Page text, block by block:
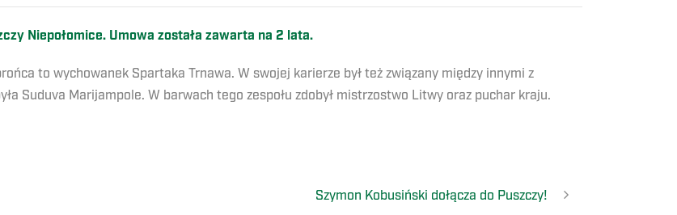
Niepołomice. Umowa została zawarta na 2 lata.
to wychowanek Spartaka Trnawa. W swojej karierze był też związany między innymi z
Suduva Marijampole. W barwach tego zespołu zdobył mistrzostwo Litwy oraz puchar kraju.
Szymon Kobusiński dołącza do Puszczy!